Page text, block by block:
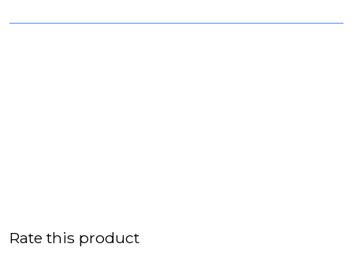
Rate this product